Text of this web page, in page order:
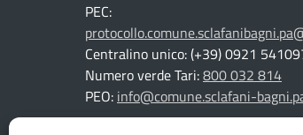
PEC:
Centralino unico: (+39) 0921
Numero verde Tari:800 032 814
PEO: info@comune.sclafani-